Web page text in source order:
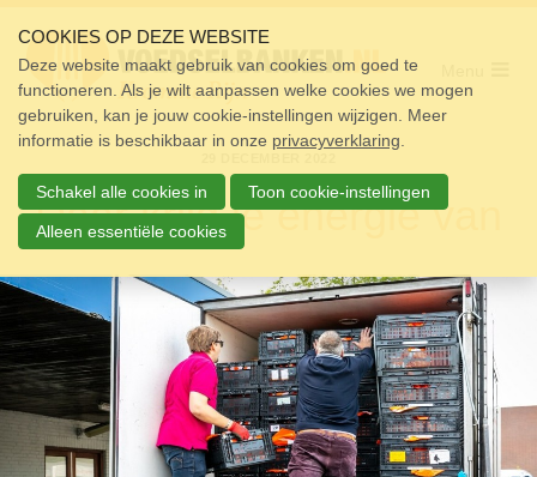
links
over
Spring
naar
de
Spring
naar
de
inhoud
Daar krijg je energie van
Home
Pakket
Doneren
Vrijwilligers
Nieuws
Doneer
Contact
COOKIES OP DEZE WEBSITE
Deze website maakt gebruik van cookies om goed te
functioneren. Als je wilt aanpassen welke cookies we mogen
gebruiken, kan je jouw cookie-instellingen wijzigen. Meer
informatie is beschikbaar in onze privacyverklaring
Schakel alle cookies in Toon cookie-instellingen
Alleen essentiële cookies